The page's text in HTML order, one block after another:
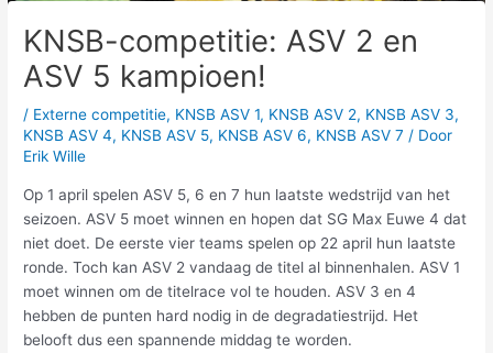
KNSB-competitie: ASV 2 en
ASV 5 kampioen!
/ Externe competitie, KNSB ASV 1, KNSB ASV 2, KNSB ASV 3,
KNSB ASV 4, KNSB ASV 5, KNSB ASV 6, KNSB ASV 7 / Door
Erik Wille
Op 1 april spelen ASV 5, 6 en 7 hun laatste wedstrijd van het
seizoen. ASV 5 moet winnen en hopen dat SG Max Euwe 4 dat
niet doet. De eerste vier teams spelen op 22 april hun laatste
ronde. Toch kan ASV 2 vandaag de titel al binnenhalen. ASV 1
moet winnen om de titelrace vol te houden. ASV 3 en 4
hebben de punten hard nodig in de degradatiestrijd. Het
belooft dus een spannende middag te worden.